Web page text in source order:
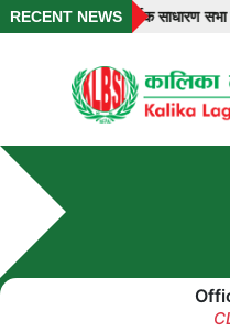
लि. को सोह्रौं वार्षिक साधारण सभा
RECENT NEWS